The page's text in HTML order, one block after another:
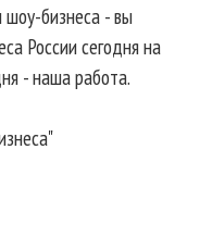
шоу-бизнеса - вы
России сегодня на
- наша работа.